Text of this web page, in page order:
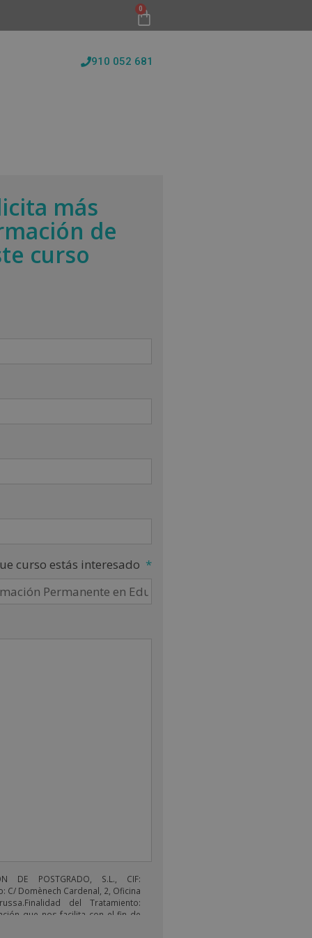
0
910 052 681
más
de
curso
curso estás interesado *
DE POSTGRADO, S.L., CIF:
C/ Domènech Cardenal, 2, Oficina
del Tratamiento:
que nos facilita con el fin de
de tipo comercial